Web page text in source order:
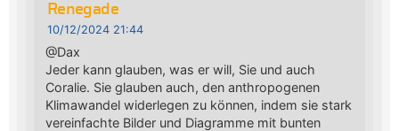
Renegade
10/12/2024 21:44
@Dax
Jeder kann glauben, was er will, Sie und auch
Coralie. Sie glauben auch, den anthropogenen
Klimawandel widerlegen zu können, indem sie stark
vereinfachte Bilder und Diagramme mit bunten